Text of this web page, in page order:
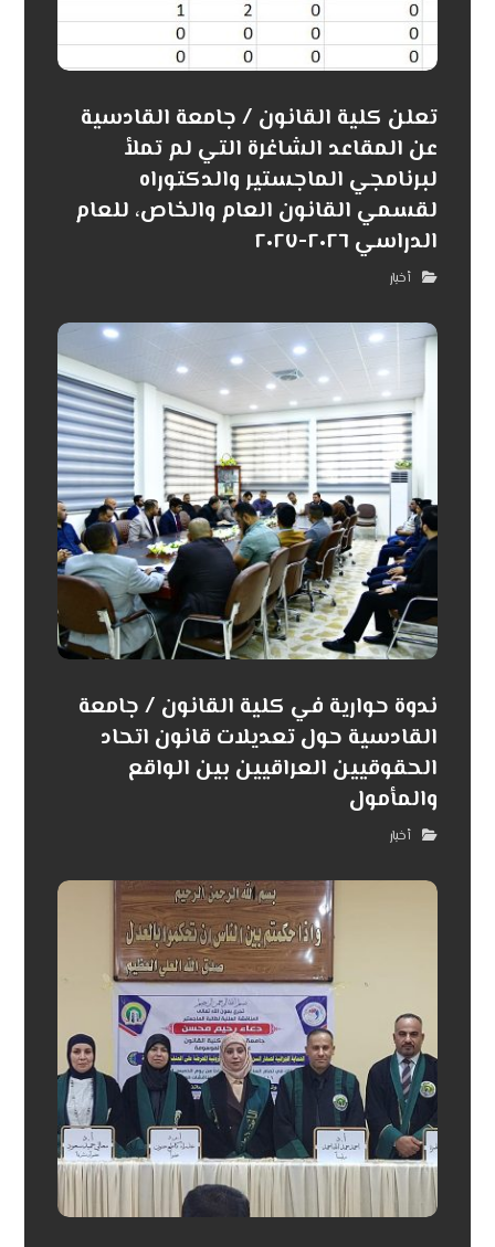
تعلن كلية القانون / جامعة القادسية
عن المقاعد الشاغرة التي لم تملأ
لبرنامجي الماجستير والدكتوراه
لقسمي القانون العام والخاص، للعام
الدراسي ٢٠٢٦-٢٠٢٧
أخبار
ندوة حوارية في كلية القانون / جامعة
القادسية حول تعديلات قانون اتحاد
الحقوقيين العراقيين بين الواقع
والمأمول
أخبار